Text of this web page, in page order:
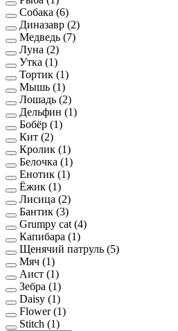
Собака (6)
Диназавр (2)
Медведь (7)
Луна (2)
Утка (1)
Тортик (1)
Мышь (1)
Лошадь (2)
Дельфин (1)
Бобёр (1)
Кит (2)
Кролик (1)
Белочка (1)
Енотик (1)
Ёжик (1)
Лисица (2)
Бантик (3)
Grumpy cat (4)
Капибара (1)
Щенячий патруль (5)
Мяч (1)
Аист (1)
Зебра (1)
Daisy (1)
Flower(1)
Stitch (1)